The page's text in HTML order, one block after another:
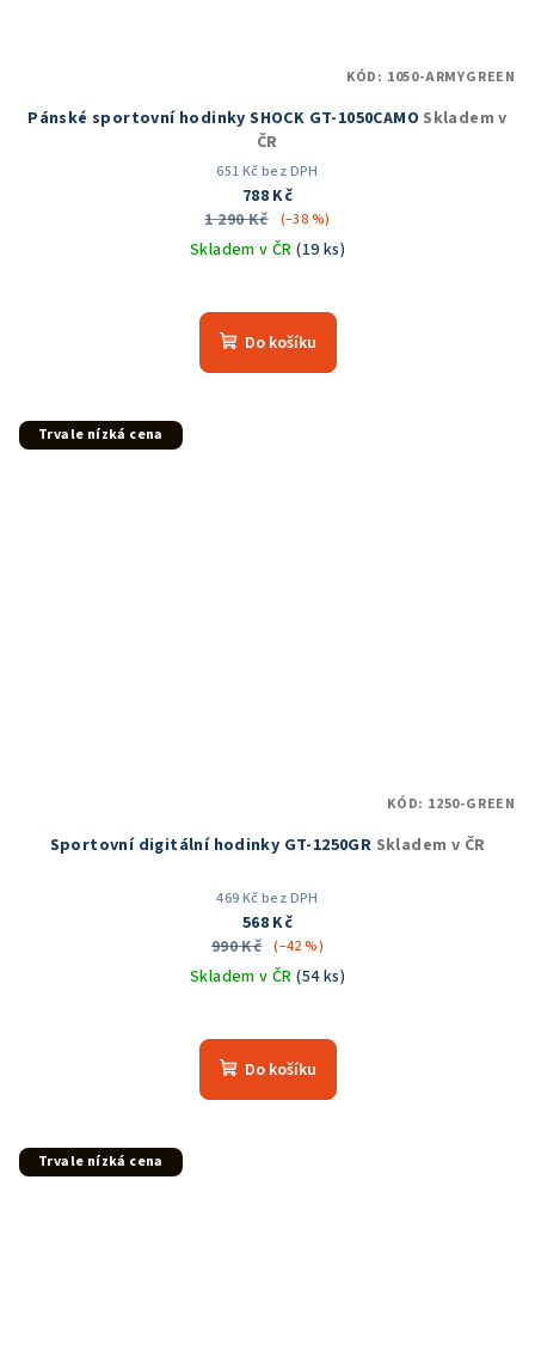
Pánské sportovní hodinky SHOCK GT-1050CAMO Skladem v
ČR
651 Kč bez DPH
788 Kč
1 290 Kč
(–38 %)
Skladem v ČR(19 ks)
hodnocení
produktu
Do košíku
KÓD: 1050-ARMYGREEN
Trvale nízká cena
Sportovní digitální hodinky GT-1250GR Skladem v ČR
469 Kč bez DPH
568 Kč
990 Kč (–42 %)
Skladem v ČR(54 ks)
hodnocení
produktu
Do košíku
KÓD: 1250-GREEN
Trvale nízká cena